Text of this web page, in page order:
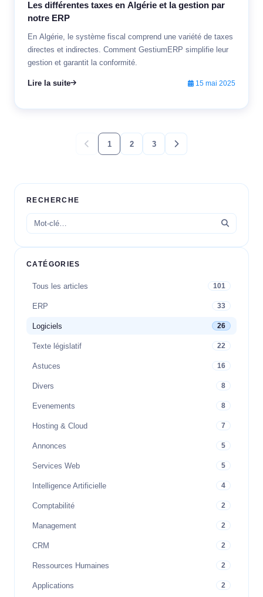
Les différentes taxes en Algérie et la gestion par
notre ERP
En Algérie, le système fiscal comprend une variété de taxes
directes et indirectes. Comment GestiumERP simplifie leur
gestion et garantit la conformité.
Lire la suite 15 mai 2025
1 2 3
RECHERCHE
CATÉGORIES
Tous les articles 101
ERP 33
Logiciels 26
Texte législatif 22
Astuces 16
Divers 8
Evenements 8
Hosting & Cloud 7
Annonces 5
Services Web 5
Intelligence Artificielle 4
Comptabilité 2
Management 2
CRM 2
Ressources Humaines 2
Applications 2